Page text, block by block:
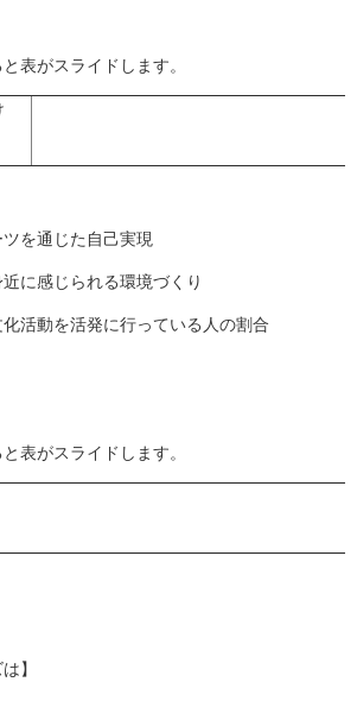
表がスライドします。
を通じた自己実現
に感じられる環境づくり
活動を活発に行っている人の割合
表がスライドします。
】